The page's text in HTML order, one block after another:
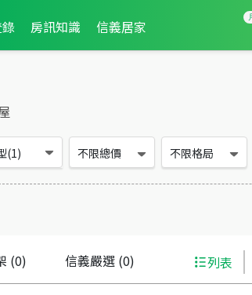
房訊知識 信義居家
(1) 不限總價 不限格局
(0) 信義嚴選(0) 列表